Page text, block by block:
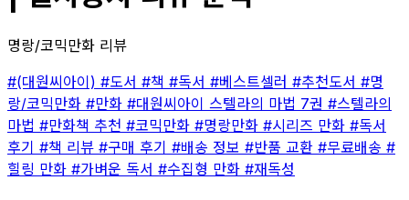
명랑/코믹만화 리뷰
#(대원씨아이) #도서 #책 #독서 #베스트셀러 #추천도서 #명
랑/코믹만화 #만화 #대원씨아이 스텔라의 마법 7권 #스텔라의
마법 #만화책 추천 #코믹만화 #명랑만화 #시리즈 만화 #독서
후기 #책 리뷰 #구매 후기 #배송 정보 #반품 교환 #무료배송 #
힐링 만화 #가벼운 독서 #수집형 만화 #재독성